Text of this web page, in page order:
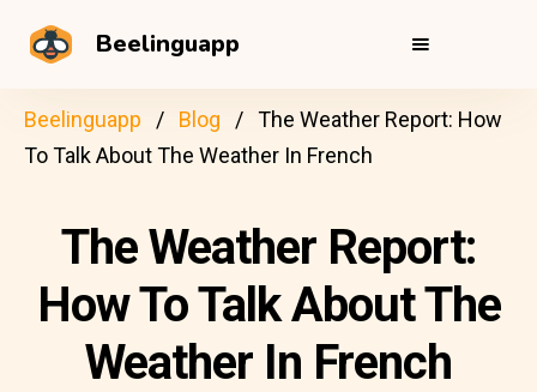
Beelinguapp
Beelinguapp Blog
The Weather Report: How
To Talk About The Weather In French
The Weather Report:
How To Talk About The
Weather In French